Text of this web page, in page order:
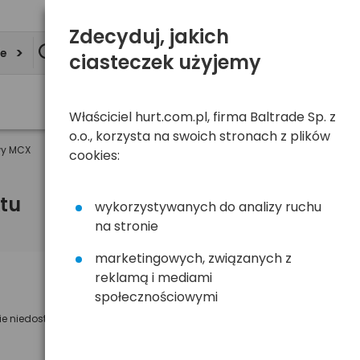
MCX
niedostępny
Powiadom mnie o dostępności
Zdecyduj, jakich
ciasteczek użyjemy
Właściciel hurt.com.pl, firma Baltrade Sp. z
o.o., korzysta na swoich stronach z plików
cookies:
wykorzystywanych do analizy ruchu
na stronie
marketingowych, związanych z
reklamą i mediami
społecznościowymi